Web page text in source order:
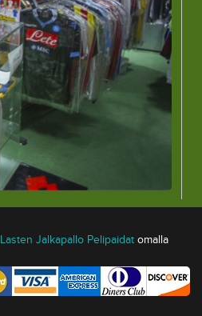
Lasten Jalkapallo Pelipaidat omalla